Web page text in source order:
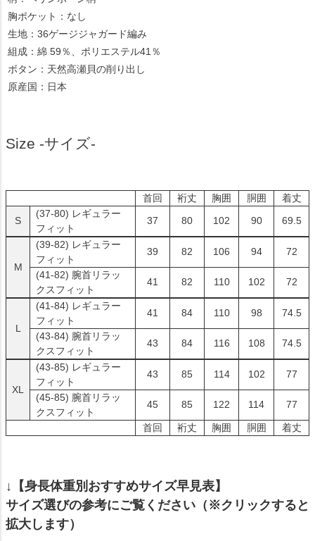
胸ポケット：なし
生地：36ゲージジャガード編み
組成：綿 59％、ポリエステル41％
ボタン：天然高瀬貝の削り出し
原産国：日本
Size -サイズ-
首回 裄丈 胸囲 胴囲
着丈
S
(37-80) レギュラー
フィット
37 80 102 90 69.5
M
(39-82) レギュラー
フィット
39 82 106 94 72
(41-82) 腕首リラッ
クスフィット
41 82 110 102 72
L
(41-84) レギュラー
フィット
41 84 110 98 74.5
(43-84) 腕首リラッ
クスフィット
43 84 116 108 74.5
XL
(43-85) レギュラー
フィット
43 85 114 102 77
(45-85) 腕首リラッ
クスフィット
45 85 122 114 77
首回 裄丈 胸囲 胴囲 着丈
↓【身長体重別おすすめサイズ早見表】
サイズ選びの参考にご覧ください（※クリックすると
拡大します）